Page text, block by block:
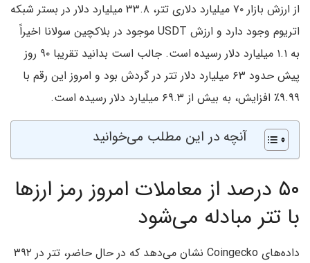
از ارزش بازار ۷۰ میلیارد دلاری تتر، ۳۳.۸ میلیارد دلار در بستر شبکه
اتریوم وجود دارد و ارزش USDT موجود در بلاکچین سولانا اخیراً
به ۱.۱ میلیارد دلار رسیده است. جالب است بدانید تقریبا ۹۰ روز
پیش حدود ۶۳ میلیارد دلار تتر در گردش بود و امروز این رقم با
۹.۹۹٪ افزایش، به بیش از ۶۹.۳ میلیارد دلار رسیده است.
آنچه در این مطلب می‌خوانید
۵۰ درصد از معاملات امروز رمز ارزها
با تتر مبادله می‌شود
داده‌های Coingecko نشان می‌دهد که در حال حاضر، تتر در ۳۹۲